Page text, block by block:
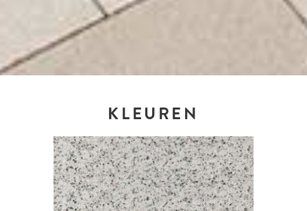
KLEUREN